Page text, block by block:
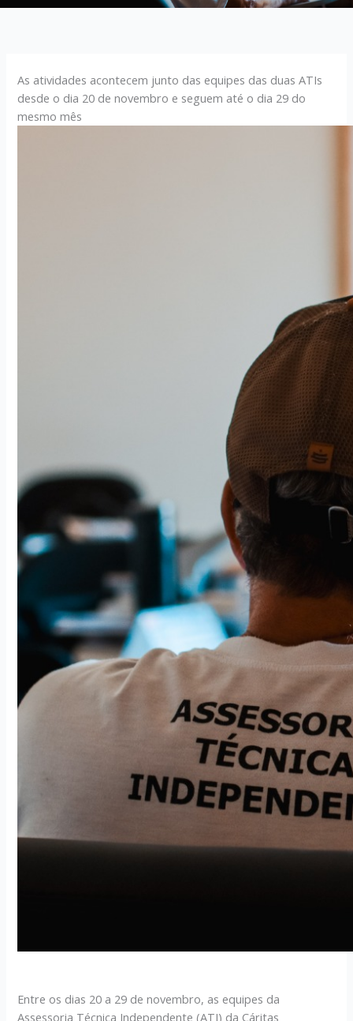
As atividades acontecem junto das equipes das duas ATIs
desde o dia 20 de novembro e seguem até o dia 29 do
mesmo mês
Entre os dias 20 a 29 de novembro, as equipes da
Assessoria Técnica Independente (ATI) da Cáritas